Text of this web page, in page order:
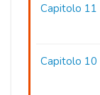
Capitolo 11
Capitolo 10